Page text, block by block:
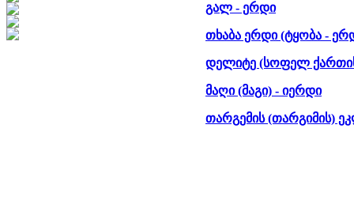
გალ - ერდი
თხაბა ერდი (ტყობა -
დელიტე (სოფელ
მაღი (მაგი) - იერდი
თარგემის (თარგიმის)